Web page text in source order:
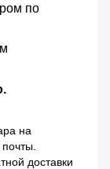
по
на
доставки